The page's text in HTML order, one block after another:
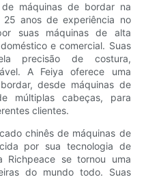
máquinas de bordar na
anos de experiência no
suas máquinas de alta
e comercial. Suas
precisão de costura,
A Feiya oferece uma
desde máquinas de
múltiplas cabeças, para
clientes.
chinês de máquinas de
por sua tecnologia de
Richpeace se tornou uma
do mundo todo. Suas